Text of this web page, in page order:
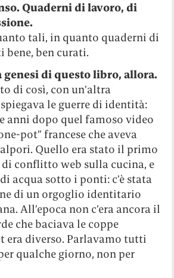
Quaderni di lavoro, di
tali, in quanto quaderni di
ben curati.
di questo libro, allora.
di così, con un’altra
le guerre di identità:
anni dopo quel famoso video
pot” francese che aveva
Quello era stato il primo
conflitto web sulla cucina, e
acqua sotto i ponti: c’è stata
di un orgoglio identitario
All’epoca non c’era ancora il
che baciava le coppe
era diverso. Parlavamo tutti
qualche giorno, non per